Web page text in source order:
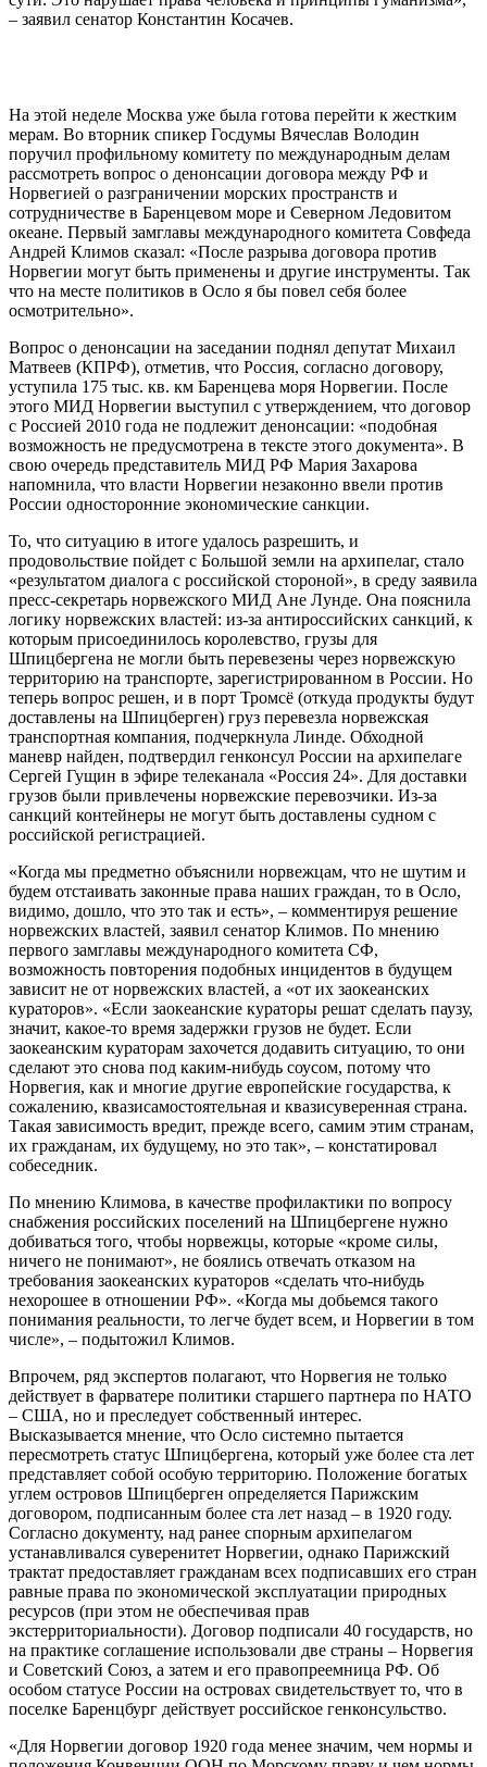
– заявил сенатор Константин Косачев.
На этой неделе Москва уже была готова перейти к жестким
мерам. Во вторник спикер Госдумы Вячеслав Володин
поручил профильному комитету по международным делам
рассмотреть вопрос о денонсации договора между РФ и
Норвегией о разграничении морских пространств и
сотрудничестве в Баренцевом море и Северном Ледовитом
океане. Первый замглавы международного комитета Совфеда
Андрей Климов сказал: «После разрыва договора против
Норвегии могут быть применены и другие инструменты. Так
что на месте политиков в Осло я бы повел себя более
осмотрительно».
Вопрос о денонсации на заседании поднял депутат Михаил
Матвеев (КПРФ), отметив, что Россия, согласно договору,
уступила 175 тыс. кв. км Баренцева моря Норвегии. После
этого МИД Норвегии выступил с утверждением, что договор
с Россией 2010 года не подлежит денонсации: «подобная
возможность не предусмотрена в тексте этого документа». В
свою очередь представитель МИД РФ Мария Захарова
напомнила, что власти Норвегии незаконно ввели против
России односторонние экономические санкции.
То, что ситуацию в итоге удалось разрешить, и
продовольствие пойдет с Большой земли на архипелаг, стало
«результатом диалога с российской стороной», в среду заявила
пресс-секретарь норвежского МИД Ане Лунде. Она пояснила
логику норвежских властей: из-за антироссийских санкций, к
которым присоединилось королевство, грузы для
Шпицбергена не могли быть перевезены через норвежскую
территорию на транспорте, зарегистрированном в России. Но
теперь вопрос решен, и в порт Тромсё (откуда продукты будут
доставлены на Шпицберген) груз перевезла норвежская
транспортная компания, подчеркнула Линде. Обходной
маневр найден, подтвердил генконсул России на архипелаге
Сергей Гущин в эфире телеканала «Россия 24». Для доставки
грузов были привлечены норвежские перевозчики. Из-за
санкций контейнеры не могут быть доставлены судном с
российской регистрацией.
«Когда мы предметно объяснили норвежцам, что не шутим и
будем отстаивать законные права наших граждан, то в Осло,
видимо, дошло, что это так и есть», – комментируя решение
норвежских властей, заявил сенатор Климов. По мнению
первого замглавы международного комитета СФ,
возможность повторения подобных инцидентов в будущем
зависит не от норвежских властей, а «от их заокеанских
кураторов». «Если заокеанские кураторы решат сделать паузу,
значит, какое-то время задержки грузов не будет. Если
заокеанским кураторам захочется додавить ситуацию, то они
сделают это снова под каким-нибудь соусом, потому что
Норвегия, как и многие другие европейские государства, к
сожалению, квазисамостоятельная и квазисуверенная страна.
Такая зависимость вредит, прежде всего, самим этим странам,
их гражданам, их будущему, но это так», – констатировал
собеседник.
По мнению Климова, в качестве профилактики по вопросу
снабжения российских поселений на Шпицбергене нужно
добиваться того, чтобы норвежцы, которые «кроме силы,
ничего не понимают», не боялись отвечать отказом на
требования заокеанских кураторов «сделать что-нибудь
нехорошее в отношении РФ». «Когда мы добьемся такого
понимания реальности, то легче будет всем, и Норвегии в том
числе», – подытожил Климов.
Впрочем, ряд экспертов полагают, что Норвегия не только
действует в фарватере политики старшего партнера по НАТО
– США, но и преследует собственный интерес.
Высказывается мнение, что Осло системно пытается
пересмотреть статус Шпицбергена, который уже более ста лет
представляет собой особую территорию. Положение богатых
углем островов Шпицберген определяется Парижским
договором, подписанным более ста лет назад – в 1920 году.
Согласно документу, над ранее спорным архипелагом
устанавливался суверенитет Норвегии, однако Парижский
трактат предоставляет гражданам всех подписавших его стран
равные права по экономической эксплуатации природных
ресурсов (при этом не обеспечивая прав
экстерриториальности). Договор подписали 40 государств, но
на практике соглашение использовали две страны – Норвегия
и Советский Союз, а затем и его правопреемница РФ. Об
особом статусе России на островах свидетельствует то, что в
поселке Баренцбург действует российское генконсульство.
«Для Норвегии договор 1920 года менее значим, чем нормы и